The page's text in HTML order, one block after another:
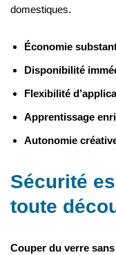
domestiques.
Économie
Disponibilité
Flexibilité
Apprentissage
Autonomie
Sécurité
toute
Couper du verre